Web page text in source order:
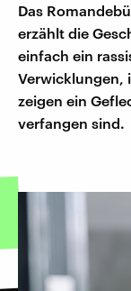
Das
erzählt die
einfach ein
Verwicklungen,
zeigen ein
verfangen sind.